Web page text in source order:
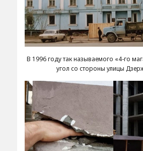
В 1996 году так называемого «4-го
угол со стороны улицы